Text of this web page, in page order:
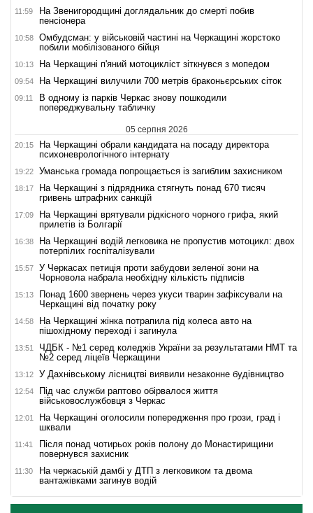
11:59
На Звенигородщині доглядальник до смерті побив
пенсіонера
10:58
Омбудсман: у військовій частині на Черкащині жорстоко
побили мобілізованого бійця
10:13 На Черкащині п'яний мотоцикліст зіткнувся з мопедом
09:54 На Черкащині вилучили 700 метрів браконьєрських сіток
09:11
В одному із парків Черкас знову пошкодили
попереджувальну табличку
05 серпня 2026
20:15
На Черкащині обрали кандидата на посаду директора
психоневрологічного інтернату
19:22 Уманська громада попрощається із загиблим захисником
18:17
На Черкащині з підрядника стягнуть понад 670 тисяч
гривень штрафних санкцій
17:09
На Черкащині врятували рідкісного чорного грифа, який
прилетів із Болгарії
16:38
На Черкащині водій легковика не пропустив мотоцикл: двох
потерпілих госпіталізували
15:57
У Черкасах петиція проти забудови зеленої зони на
Чорновола набрала необхідну кількість підписів
15:13
Понад 1600 звернень через укуси тварин зафіксували на
Черкащині від початку року
14:58
На Черкащині жінка потрапила під колеса авто на
пішохідному переході і загинула
13:51
ЧДБК - №1 серед коледжів України за результатами НМТ та
№2 серед ліцеїв Черкащини
13:12 У Дахнівському лісництві виявили незаконне будівництво
12:54
Під час служби раптово обірвалося життя
військовослужбовця з Черкас
12:01
На Черкащині оголосили попередження про грози, град і
шквали
11:41
Після понад чотирьох років полону до Монастирищини
повернувся захисник
11:30
На черкаській дамбі у ДТП з легковиком та двома
вантажівками загинув водій